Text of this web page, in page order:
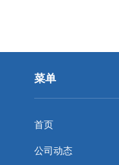
菜单
首页
公司动态